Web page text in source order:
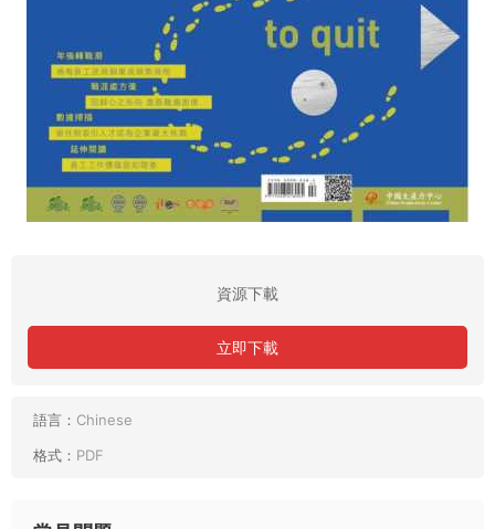
資源下載
立即下載
語言： Chinese
格式： PDF